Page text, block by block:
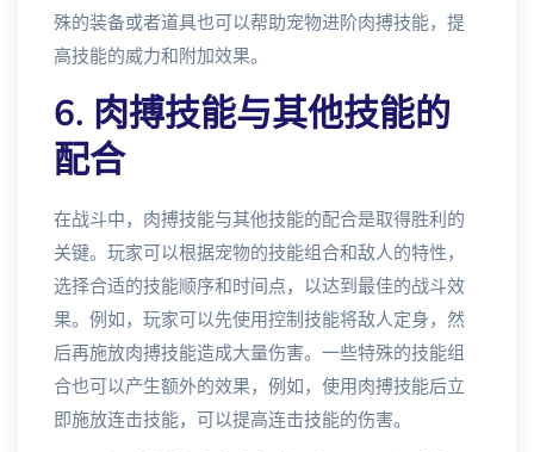
殊的装备或者道具也可以帮助宠物进阶肉搏技能，提
高技能的威力和附加效果。
6. 肉搏技能与其他技能的
配合
在战斗中，肉搏技能与其他技能的配合是取得胜利的
关键。玩家可以根据宠物的技能组合和敌人的特性，
选择合适的技能顺序和时间点，以达到最佳的战斗效
果。例如，玩家可以先使用控制技能将敌人定身，然
后再施放肉搏技能造成大量伤害。一些特殊的技能组
合也可以产生额外的效果，例如，使用肉搏技能后立
即施放连击技能，可以提高连击技能的伤害。